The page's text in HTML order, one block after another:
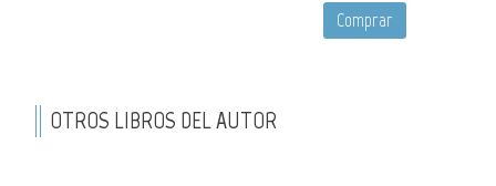
Comprar
OTROS LIBROS DEL AUTOR